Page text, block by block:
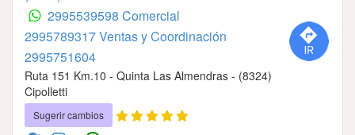
2995539598 Comercial
2995789317 Ventas y Coordinación
2995751604
Ruta 151 Km.10 - Quinta Las Almendras - (8324)
Cipolletti
Sugerir cambios